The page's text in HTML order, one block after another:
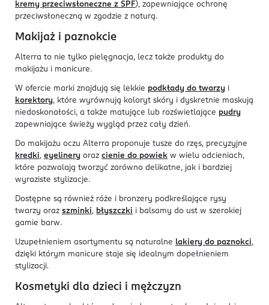
kremy przeciwsłoneczne z SPF), zapewniające ochronę
przeciwsłoneczną w zgodzie z naturą.
Makijaż i paznokcie
Alterra to nie tylko pielęgnacja, lecz także produkty do
makijażu i manicure.
W ofercie marki znajdują się lekkie podkłady do twarzy i
korektory, które wyrównują koloryt skóry i dyskretnie maskują
niedoskonałości, a także matujące lub rozświetlające pudry
zapewniające świeży wygląd przez cały dzień.
Do makijażu oczu Alterra proponuje tusze do rzęs, precyzyjne
kredki, eyelinery oraz cienie do powiek w wielu odcieniach,
które pozwalają tworzyć zarówno delikatne, jak i bardziej
wyraziste stylizacje.
Dostępne są również róże i bronzery podkreślające rysy
twarzy oraz szminki, błyszczki i balsamy do ust w szerokiej
gamie barw.
Uzupełnieniem asortymentu są naturalne lakiery do paznokci,
dzięki którym manicure staje się idealnym dopełnieniem
stylizacji.
Kosmetyki dla dzieci i mężczyzn